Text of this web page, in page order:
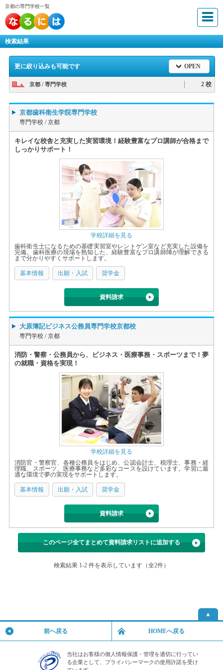
京都の専門学校一覧
検索結果
更に絞り込みも可能です OPEN
京都 / 専門学校 2 校
京都歯科衛生学院専門学校
専門学校 /京都
キレイな校舎と充実した実習環境！経験豊富なプロ講師が合格まで
しっかりサポート！
学校詳細を見る
歯科衛生士になるための基礎実習室やレントゲン室など充実した設備を
完備。歯科医療の現場を熟知した、経験豊富なプロ講師陣が理解できる
まで分かりやすくサポートします。
基本情報 出願・入試 奨学金
資料請求
大原簿記ビジネス公務員専門学校京都校
専門学校 /京都
消防・警察・公務員から、ビジネス・医療事務・スポーツまで！夢
の就職・資格を実現！
学校詳細を見る
消防官・警察官、各種公務員をはじめ、公認会計士、税理士、事務・経
理職、スポーツ、医療事務など多彩なコースを設けています。学習に最
適な環境で夢の実現をサポートします。
基本情報 出願・入試 奨学金
資料請求
このページ全てまとめて資料請求リストに追加する
検索結果 1-2 件を表示しています（全2件）
▲
前へ戻る HOMEへ戻る
当社はお客様の個人情報保護・管理を適切に行ってい
る企業として、プライバシーマークの使用許諾を受け